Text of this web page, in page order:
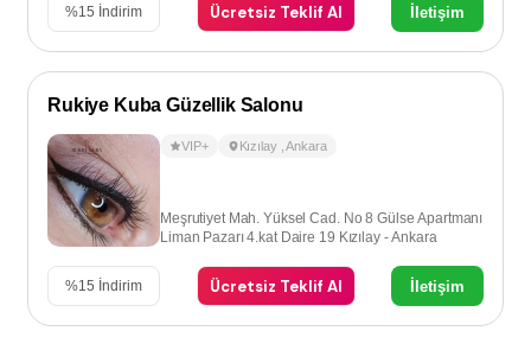
%15 İndirim Ücretsiz Teklif Al İletişim
Rukiye Kuba Güzellik Salonu
VIP+ Kızılay ,Ankara
Meşrutiyet Mah. Yüksel Cad. No 8 Gülse Apartmanı
Liman Pazarı 4.kat Daire 19 Kızılay - Ankara
%15 İndirim Ücretsiz Teklif Al İletişim